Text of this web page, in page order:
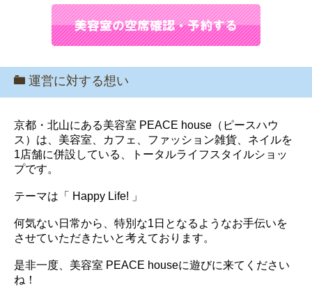
運営に対する想い
京都・北山にある美容室 PEACE house（ピースハウ
ス）は、美容室、カフェ、ファッション雑貨、ネイルを
1店舗に併設している、トータルライフスタイルショッ
プです。
テーマは「 Happy Life! 」
何気ない日常から、特別な1日となるようなお手伝いを
させていただきたいと考えております。
是非一度、美容室 PEACE houseに遊びに来てください
ね！